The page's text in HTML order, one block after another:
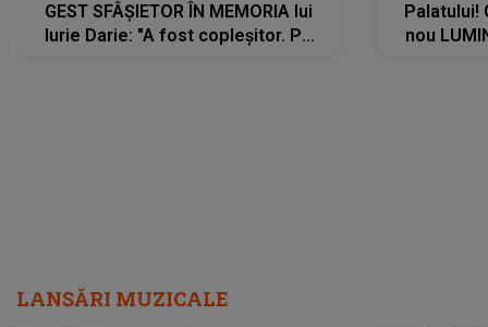
GEST SFÂȘIETOR ÎN MEMORIA lui
Iurie Darie: "A fost copleșitor. Pe
Palatului!
nou
LANSĂRI MUZICALE